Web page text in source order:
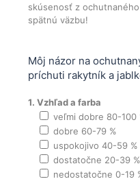
skúsenosť z
spätnú väzbu!
Môj názor na
príchuti rakytník a
1. Vzhľad a farba
veľmi dobre 80-100
dobre 60-79 %
uspokojivo 40-59 %
dostatočne 20-39 %
nedostatočne 0-19